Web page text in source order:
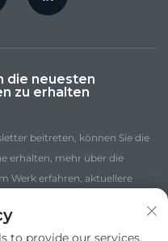
die neuesten
zu erhalten
beitreten, können Sie die
erhalten, mehr über die
Werk erfahren, aktuellere
to provide our services.